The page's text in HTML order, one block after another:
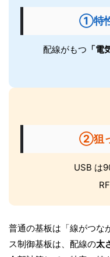
①特
配線がもつ 「電
②狙
USB は
普通の基板は「線がつな
ス制御基板は、配線の太